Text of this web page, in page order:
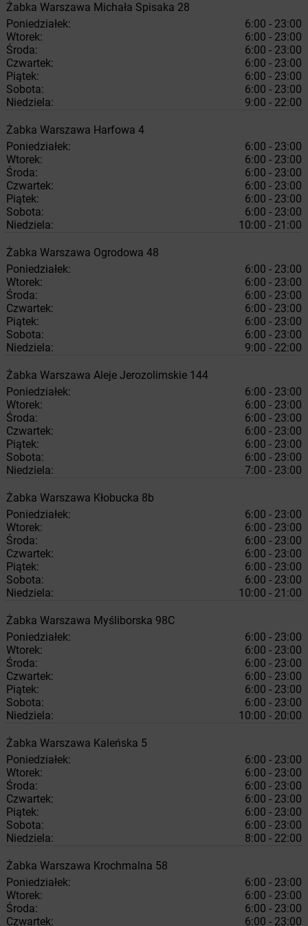
Żabka Warszawa Michała Spisaka 28
Poniedziałek:
6:00 - 23:00
Wtorek:
6:00 - 23:00
Środa:
6:00 - 23:00
Czwartek:
6:00 - 23:00
Piątek:
6:00 - 23:00
Sobota:
6:00 - 23:00
Niedziela:
9:00 - 22:00
Żabka Warszawa Harfowa 4
Poniedziałek:
6:00 - 23:00
Wtorek:
6:00 - 23:00
Środa:
6:00 - 23:00
Czwartek:
6:00 - 23:00
Piątek:
6:00 - 23:00
Sobota:
6:00 - 23:00
Niedziela:
10:00 - 21:00
Żabka Warszawa Ogrodowa 48
Poniedziałek:
6:00 - 23:00
Wtorek:
6:00 - 23:00
Środa:
6:00 - 23:00
Czwartek:
6:00 - 23:00
Piątek:
6:00 - 23:00
Sobota:
6:00 - 23:00
Niedziela:
9:00 - 22:00
Żabka Warszawa Aleje Jerozolimskie 144
Poniedziałek:
6:00 - 23:00
Wtorek:
6:00 - 23:00
Środa:
6:00 - 23:00
Czwartek:
6:00 - 23:00
Piątek:
6:00 - 23:00
Sobota:
6:00 - 23:00
Niedziela:
7:00 - 23:00
Żabka Warszawa Kłobucka 8b
Poniedziałek:
6:00 - 23:00
Wtorek:
6:00 - 23:00
Środa:
6:00 - 23:00
Czwartek:
6:00 - 23:00
Piątek:
6:00 - 23:00
Sobota:
6:00 - 23:00
Niedziela:
10:00 - 21:00
Żabka Warszawa Myśliborska 98C
Poniedziałek:
6:00 - 23:00
Wtorek:
6:00 - 23:00
Środa:
6:00 - 23:00
Czwartek:
6:00 - 23:00
Piątek:
6:00 - 23:00
Sobota:
6:00 - 23:00
Niedziela:
10:00 - 20:00
Żabka Warszawa Kaleńska 5
Poniedziałek:
6:00 - 23:00
Wtorek:
6:00 - 23:00
Środa:
6:00 - 23:00
Czwartek:
6:00 - 23:00
Piątek:
6:00 - 23:00
Sobota:
6:00 - 23:00
Niedziela:
8:00 - 22:00
Żabka Warszawa Krochmalna 58
Poniedziałek:
6:00 - 23:00
Wtorek:
6:00 - 23:00
Środa:
6:00 - 23:00
Czwartek:
6:00 - 23:00